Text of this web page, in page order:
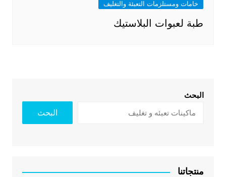
خامات ومستلزمات التعبئة والتغليف
طبة لعبوات البلاستيك
البحث
البحث
منتجاتنا